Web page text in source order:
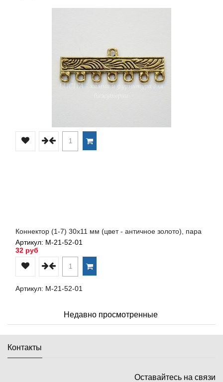
Коннектор (1-7) 30х11 мм (цвет - античное золото), пара
Артикул: М-21-52-01
32 руб
Артикул: М-21-52-01
Недавно просмотренные
Контакты
Оставайтесь на связи